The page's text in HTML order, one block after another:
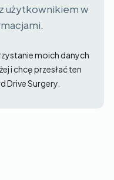
użytkownikiem w
moich danych
i chcę przesłać ten
Drive Surgery.